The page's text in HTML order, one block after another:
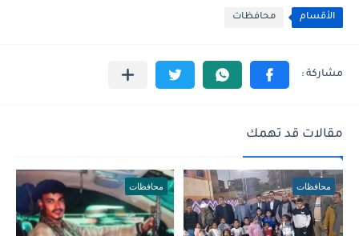
الأقسام محافظات
مقالات قد تهمك
محافظات محافظات